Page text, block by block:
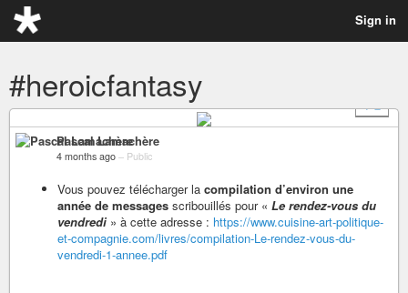
Sign in
#heroicfantasy
+ 2
Pascal Lamachère
4 months ago – Public
Vous pouvez télécharger la compilation d’environ une
année de messages scribouillés pour « Le rendez-vous du
vendredi » à cette adresse : https://www.cuisine-art-politique-
et-compagnie.com/livres/compilation-Le-rendez-vous-du-
vendredi-1-annee.pdf